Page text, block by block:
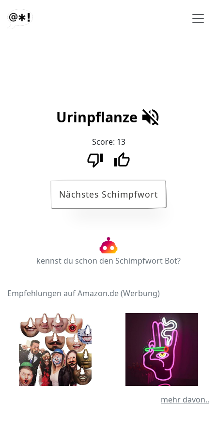
Urinpflanze
Score: 13
Nächstes Schimpfwort
kennst du schon den Schimpfwort Bot?
Empfehlungen auf Amazon.de (Werbung)
mehr davon..